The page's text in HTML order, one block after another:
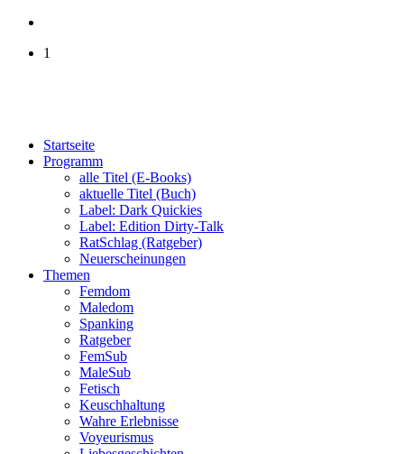
1
Startseite
Programm
alle Titel (E-Books)
aktuelle Titel (Buch)
Label: Dark Quickies
Label: Edition Dirty-Talk
RatSchlag (Ratgeber)
Neuerscheinungen
Themen
Femdom
Maledom
Spanking
Ratgeber
FemSub
MaleSub
Fetisch
Keuschhaltung
Wahre Erlebnisse
Voyeurismus